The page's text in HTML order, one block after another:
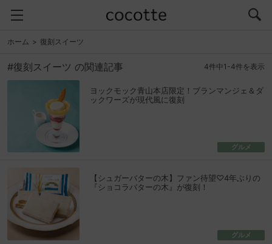
ホーム 復刻スイーツ
#復刻スイーツ の関連記事 4件中1-4件を表示
ヨックモック青山本店限定！ブランマンジェ＆ダ
ックワーズが現代風に復刻
グルメ
【シュガーバターの木】ファン待望♡4年ぶりの
『ショコラバターの木』が復刻！
グルメ